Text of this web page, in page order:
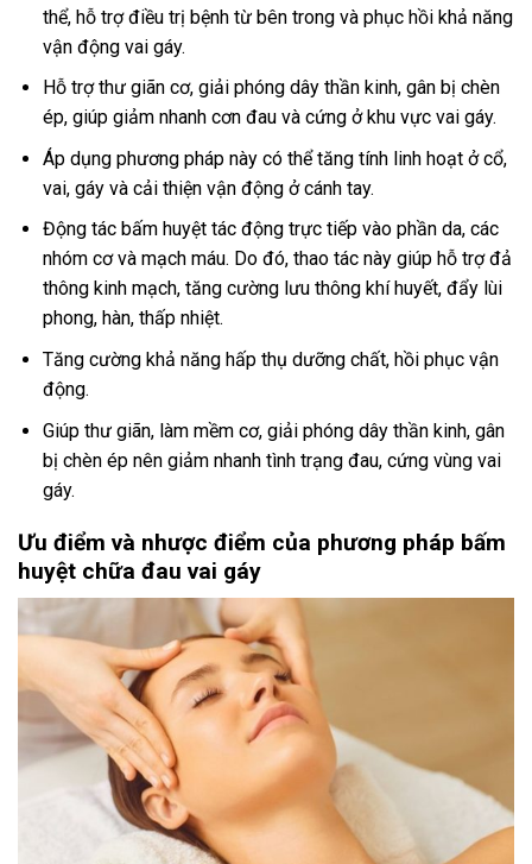
thể, hỗ trợ điều trị bệnh từ bên trong và phục hồi khả năng
vận động vai gáy.
Hỗ trợ thư giãn cơ, giải phóng dây thần kinh, gân bị chèn
ép, giúp giảm nhanh cơn đau và cứng ở khu vực vai gáy.
Áp dụng phương pháp này có thể tăng tính linh hoạt ở cổ,
vai, gáy và cải thiện vận động ở cánh tay.
Động tác bấm huyệt tác động trực tiếp vào phần da, các
nhóm cơ và mạch máu. Do đó, thao tác này giúp hỗ trợ đả
thông kinh mạch, tăng cường lưu thông khí huyết, đẩy lùi
phong, hàn, thấp nhiệt.
Tăng cường khả năng hấp thụ dưỡng chất, hồi phục vận
động.
Giúp thư giãn, làm mềm cơ, giải phóng dây thần kinh, gân
bị chèn ép nên giảm nhanh tình trạng đau, cứng vùng vai
gáy.
Ưu điểm và nhược điểm của phương pháp bấm
huyệt chữa đau vai gáy